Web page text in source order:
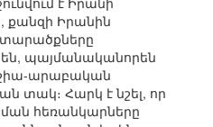
քանզի Իրանին
են, պայմանականորեն
արաբական
տակ։ Հարկ է նշել, որ
հեռանկարները